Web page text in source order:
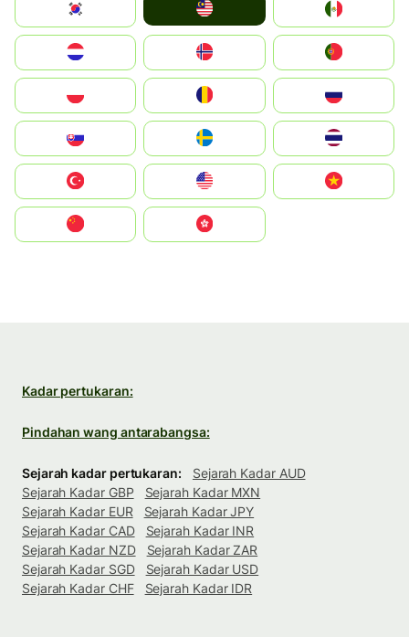
South Korea
United States
中國香港特別行政區
Kadar pertukaran:
Pindahan wang antarabangsa:
Sejarah kadar pertukaran:
Sejarah Kadar AUD
Sejarah Kadar GBP
Sejarah Kadar MXN
Sejarah Kadar EUR
Sejarah Kadar JPY
Sejarah Kadar CAD
Sejarah Kadar INR
Sejarah Kadar NZD
Sejarah Kadar ZAR
Sejarah Kadar SGD
Sejarah Kadar USD
Sejarah Kadar CHF
Sejarah Kadar IDR